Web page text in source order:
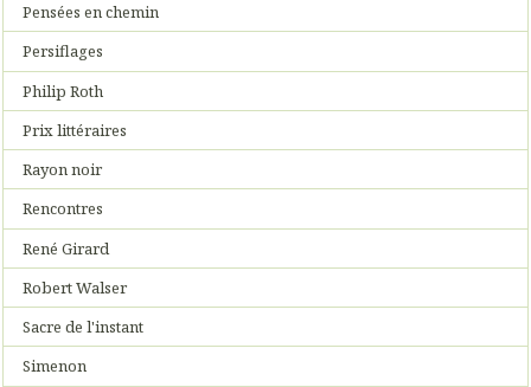
Pensées en chemin
Persiflages
Philip Roth
Prix littéraires
Rayon noir
Rencontres
René Girard
Robert Walser
Sacre de l'instant
Simenon